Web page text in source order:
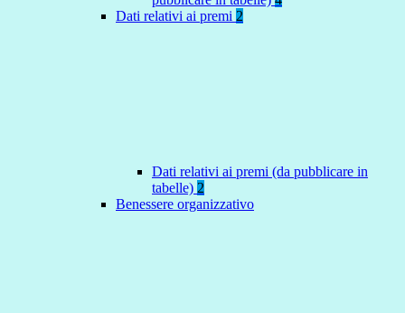
Dati relativi ai premi 2
Dati relativi ai premi (da pubblicare in
tabelle) 2
Benessere organizzativo